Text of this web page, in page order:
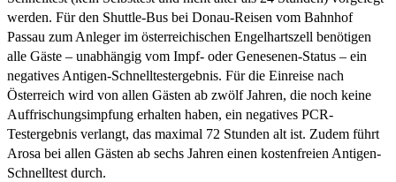
werden. Für den Shuttle-Bus bei Donau-Reisen vom Bahnhof
Passau zum Anleger im österreichischen Engelhartszell benötigen
alle Gäste – unabhängig vom Impf- oder Genesenen-Status – ein
negatives Antigen-Schnelltestergebnis. Für die Einreise nach
Österreich wird von allen Gästen ab zwölf Jahren, die noch keine
Auffrischungsimpfung erhalten haben, ein negatives PCR-
Testergebnis verlangt, das maximal 72 Stunden alt ist. Zudem führt
Arosa bei allen Gästen ab sechs Jahren einen kostenfreien Antigen-
Schnelltest durch.